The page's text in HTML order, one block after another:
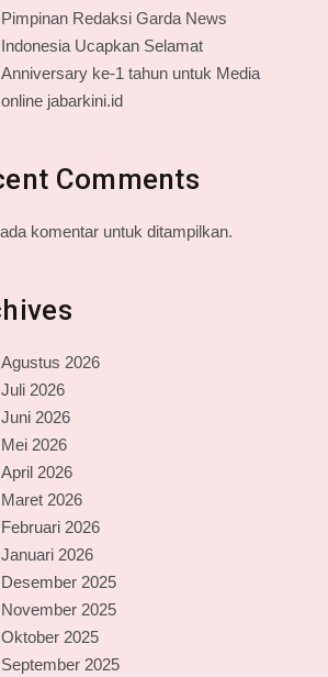
Pimpinan Redaksi Garda News
Indonesia Ucapkan Selamat
Anniversary ke-1 tahun untuk Media
online jabarkini.id
Comments
komentar untuk ditampilkan.
Agustus 2026
Juli 2026
Juni 2026
Mei 2026
April 2026
Maret 2026
Februari 2026
Januari 2026
Desember 2025
November 2025
Oktober 2025
September 2025